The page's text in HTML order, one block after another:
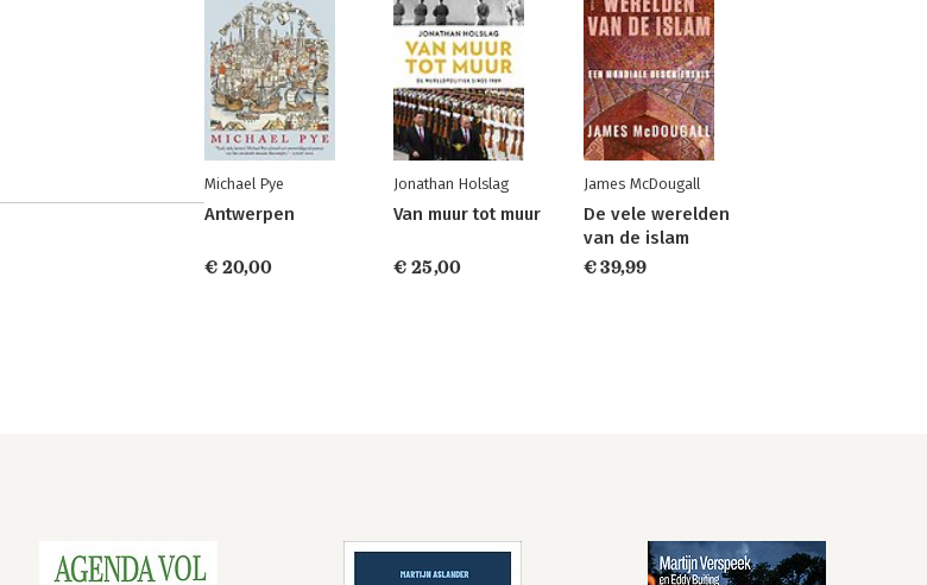
Michael Pye
Antwerpen
€ 20,00
Jonathan Holslag
Van muur tot muur
€ 25,00
James McDougall
De vele werelden
van de islam
€ 39,99